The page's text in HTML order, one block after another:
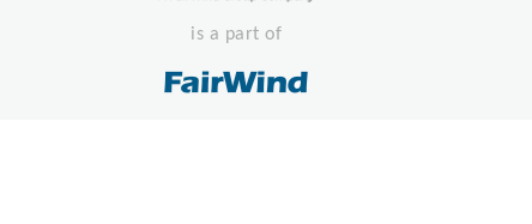
is a part of